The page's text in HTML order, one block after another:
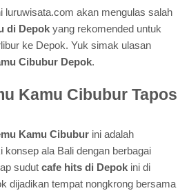
luruwisata.com akan mengulas salah
di Depok yang rekomended untuk
ke Depok. Yuk simak ulasan
Cibubur Depok.
Kamu Cibubur Tapos
Kamu Cibubur ini adalah
ala Bali dengan berbagai
sudut cafe hits di Depok ini di
dijadikan tempat nongkrong bersama